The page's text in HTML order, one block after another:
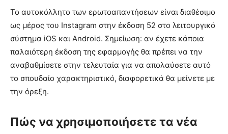
Το αυτοκόλλητο των ερωτοαπαντήσεων είναι διαθέσιμο
ως μέρος του Instagram στην έκδοση 52 στο λειτουργικό
σύστημα iOS και Android. Σημείωση: αν έχετε κάποια
παλαιότερη έκδοση της εφαρμογής θα πρέπει να την
αναβαθμίσετε στην τελευταία για να απολαύσετε αυτό
το σπουδαίο χαρακτηριστικό, διαφορετικά θα μείνετε με
την όρεξη.
Πώς να χρησιμοποιήσετε τα νέα